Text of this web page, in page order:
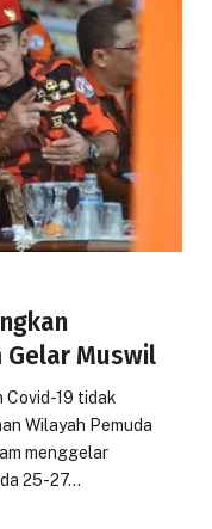
Gelar Muswil
Covid-19 tidak
Wilayah Pemuda
menggelar
25-27…